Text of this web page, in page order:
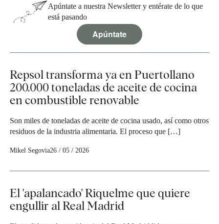
Apúntate a nuestra Newsletter y entérate de lo que
está pasando
Apúntate
Repsol transforma ya en Puertollano
200.000 toneladas de aceite de cocina
en combustible renovable
Son miles de toneladas de aceite de cocina usado, así como otros
residuos de la industria alimentaria. El proceso que […]
Mikel Segovia26 / 05 / 2026
El 'apalancado' Riquelme que quiere
engullir al Real Madrid